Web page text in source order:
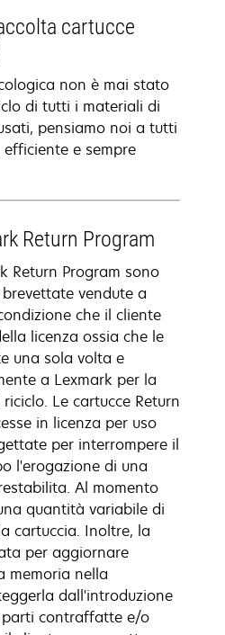
cartucce
non è mai stato
di tutti i materiali di
pensiamo noi a tutti
e sempre
Return Program
Return Program sono
vendute a
che il cliente
licenza ossia che le
una sola volta e
a Lexmark per la
Le cartucce Return
in licenza per uso
per interrompere il
l'erogazione di una
Al momento
quantità variabile di
cartuccia. Inoltre, la
per aggiornare
memoria nella
dall'introduzione
contraffatte e/o